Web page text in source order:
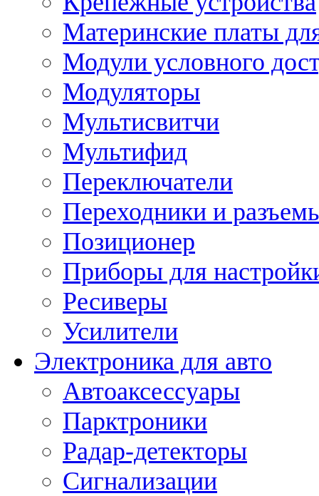
Материнские платы
Модули условного
Модуляторы
Мультисвитчи
Мультифид
Переключатели
Переходники и
Позиционер
Приборы для
Ресиверы
Усилители
Электроника для авто
Автоаксессуары
Парктроники
Радар-детекторы
Сигнализации